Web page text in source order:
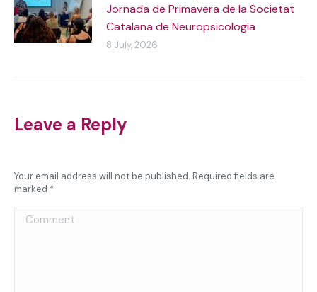
Jornada de Primavera de la Societat
Catalana de Neuropsicologia
8 July, 2026
Leave a Reply
Your email address will not be published. Required fields are
marked *
Comment